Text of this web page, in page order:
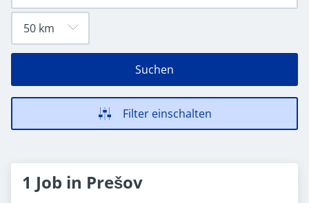
Suchen
Filter einschalten
1 Job in Prešov